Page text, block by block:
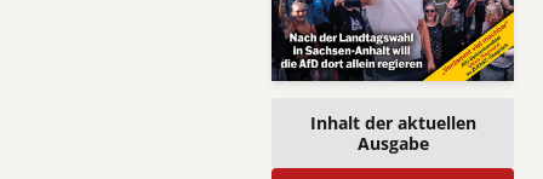
Inhalt der aktuellen
Ausgabe